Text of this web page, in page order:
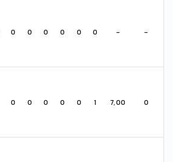
0 0 0 0 0 0 - -
0 0 0 0 0 1 7,00 0